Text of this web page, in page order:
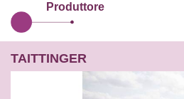
Produttore
TAITTINGER